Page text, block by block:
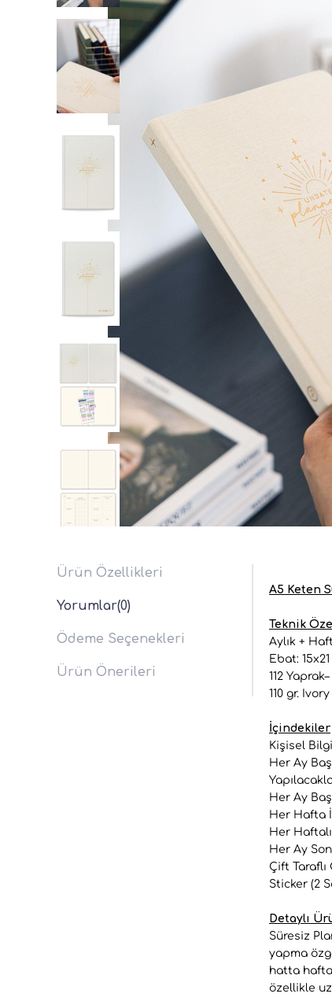
Ürün Özellikleri
Yorumlar(0)
Ödeme Seçenekleri
Ürün Önerileri
A5 Keten
Teknik
Aylık +
Ebat: 15x21
112
110 gr.
İçindekiler
Kişisel
Her Ay
Her Ay
Her Hafta
Her
Her Ay
Çift Taraflı
Sticker (2
Detaylı
Süresiz
yapma
hatta
özellikle